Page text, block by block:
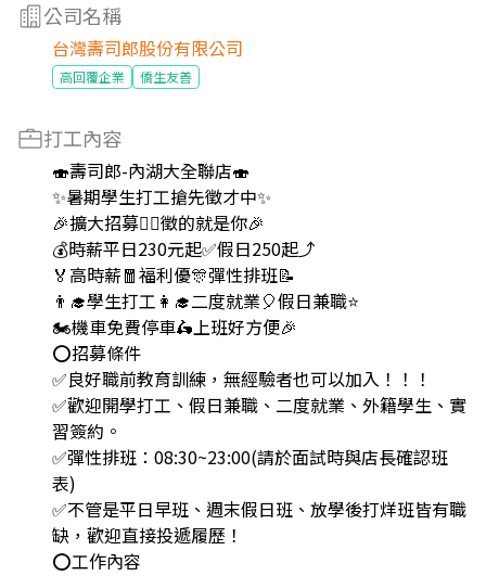
公司名稱
台灣壽司郎股份有限公司
高回覆企業 僑生友善
打工內容
🍣壽司郎-內湖大全聯店🍣
✨️暑期學生打工搶先徵才中✨️
🎉擴大招募🙆‍♀️徵的就是你🎉
💰時薪平日230元起✅️假日250起⤴️
🏅高時薪🧧福利優🎊彈性排班📝
👨‍🎓學生打工👩‍🎓二度就業🎈假日兼職⭐️
🏍機車免費停車🛵上班好方便🎉
⭕招募條件
✅️良好職前教育訓練，無經驗者也可以加入！！！
✅️歡迎開學打工、假日兼職、二度就業、外籍學生、實
習簽約。
✅️彈性排班：08:30~23:00(請於面試時與店長確認班
表)
✅️不管是平日早班、週末假日班、放學後打烊班皆有職
缺，歡迎直接投遞履歷！
⭕工作內容